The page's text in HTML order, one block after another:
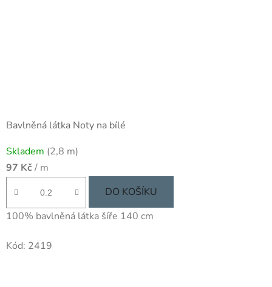
Bavlněná látka Noty na bílé
Skladem (2,8 m)
97 Kč/ m
DO KOŠÍKU
100% bavlněná látka šíře 140 cm
Kód: 2419